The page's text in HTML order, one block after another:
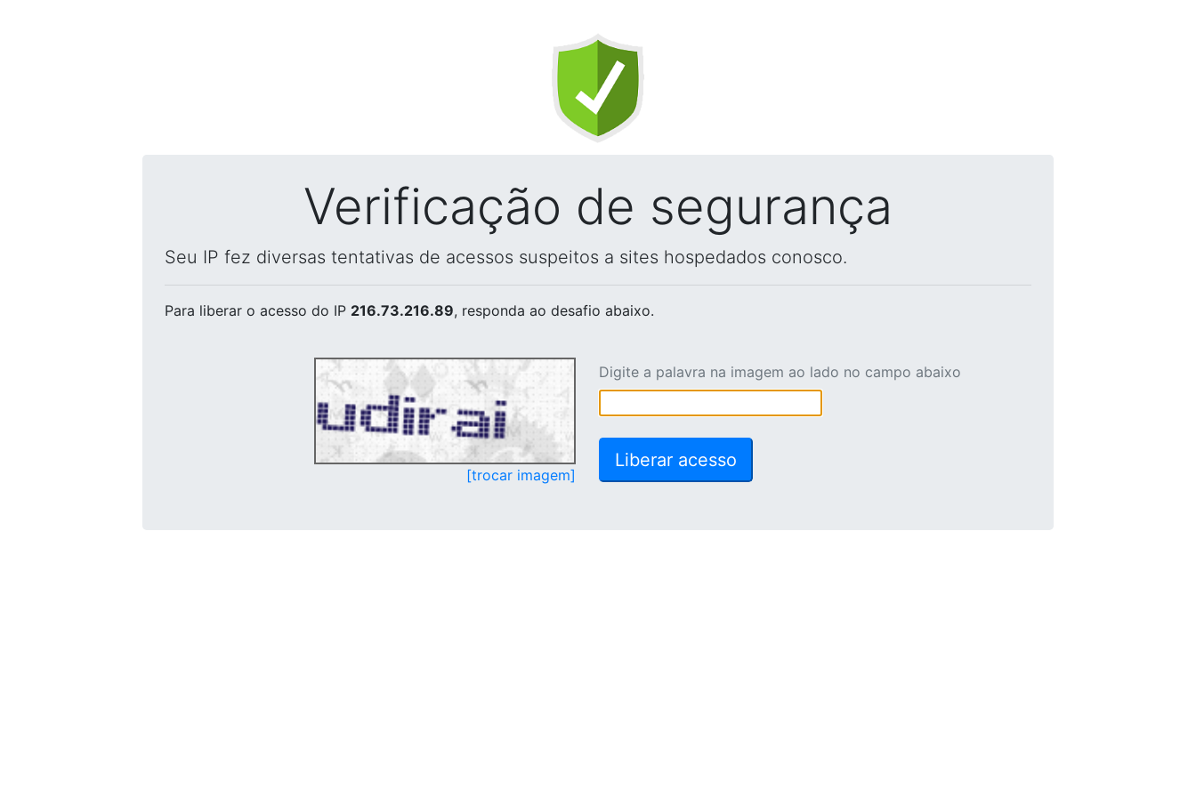
Verificação de segurança
Seu IP fez diversas tentativas de acessos suspeitos a sites hospedados conosco.
Para liberar o acesso do IP 216.73.216.89, responda ao desafio abaixo.
[trocar imagem]
Digite a palavra na imagem ao lado no campo abaixo